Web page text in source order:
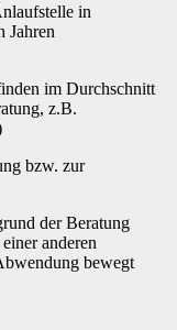
in
Jahren
im Durchschnitt
z.B.
bzw. zur
der Beratung
anderen
bewegt